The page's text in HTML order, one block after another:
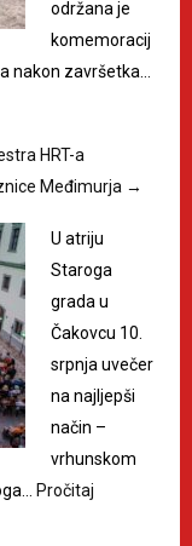
održana je
komemoracij
nakon završetka…
HRT-a
Međimurja →
U atriju
Staroga
grada u
Čakovcu 10.
srpnja uvečer
na najljepši
način –
vrhunskom
Pročitaj